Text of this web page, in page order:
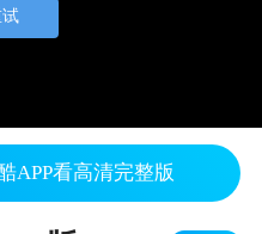
APP看高清完整版